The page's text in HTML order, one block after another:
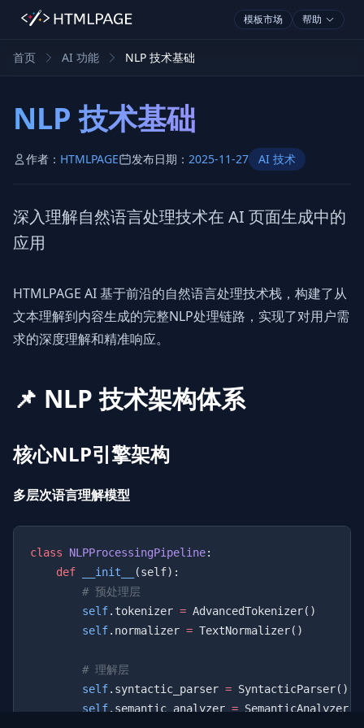
模板市场 帮助
首页 AI 功能 NLP 技术基础
NLP 技术基础
作者： HTMLPAGE 发布日期： 2025-11-27 AI 技术
深入理解自然语言处理技术在 AI 页面生成中的
应用
HTMLPAGE AI 基于前沿的自然语言处理技术栈，构建了从
文本理解到内容生成的完整NLP处理链路，实现了对用户需
求的深度理解和精准响应。
📌 NLP 技术架构体系
核心NLP引擎架构
多层次语言理解模型
class NLPProcessingPipeline
    def
__init__
        self
.tokenizer =
        self
.normalizer =
        self
.syntactic_parser =
        self
.semantic_analyzer =